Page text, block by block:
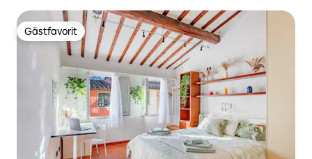
Gästfavorit
Gästfavorit